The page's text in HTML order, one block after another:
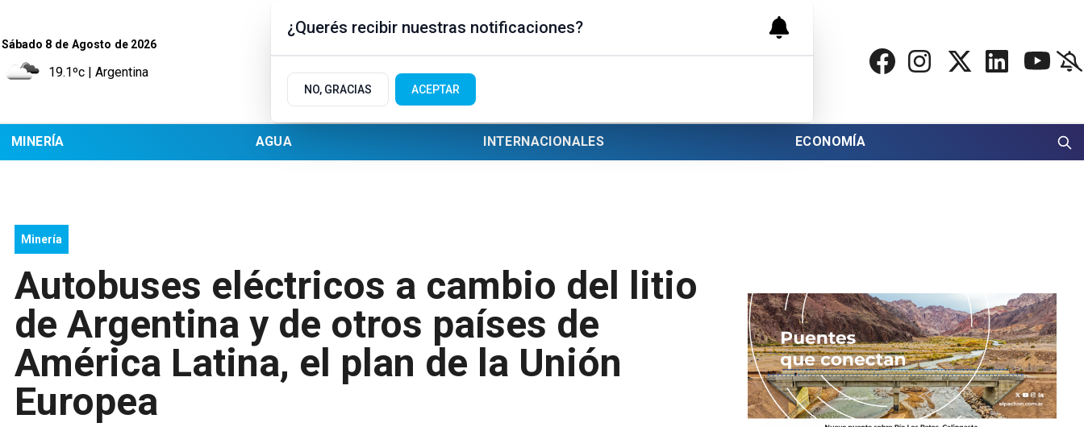
Sábado 8 de Agosto de 2026
19.1ºc | Argentina
MINERÍA AGUA INTERNACIONALES ECONOMÍA
Minería
Autobuses eléctricos a cambio del litio
de Argentina y de otros países de
América Latina, el plan de la Unión
Europea
¿Querés recibir nuestras notificaciones?
NO, GRACIAS ACEPTAR